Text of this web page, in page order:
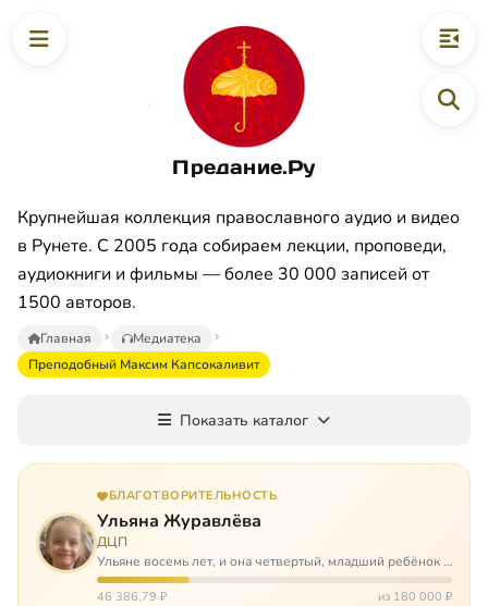
Предание.Ру
Крупнейшая коллекция православного аудио и видео
в Рунете. С 2005 года собираем лекции, проповеди,
аудиокниги и фильмы — более 30 000 записей от
1500 авторов.
Главная
Медиатека
Преподобный Максим Капсокаливит
Показать каталог
БЛАГОТВОРИТЕЛЬНОСТЬ
Ульяна Журавлёва
ДЦП
Ульяне восемь лет, и она четвертый, младший ребёнок в
многодетной семье. И с самого рождения Ульяну лечат.
Несколько операций, ежедневные процедуры,
46 386,79 ₽ из 180 000 ₽